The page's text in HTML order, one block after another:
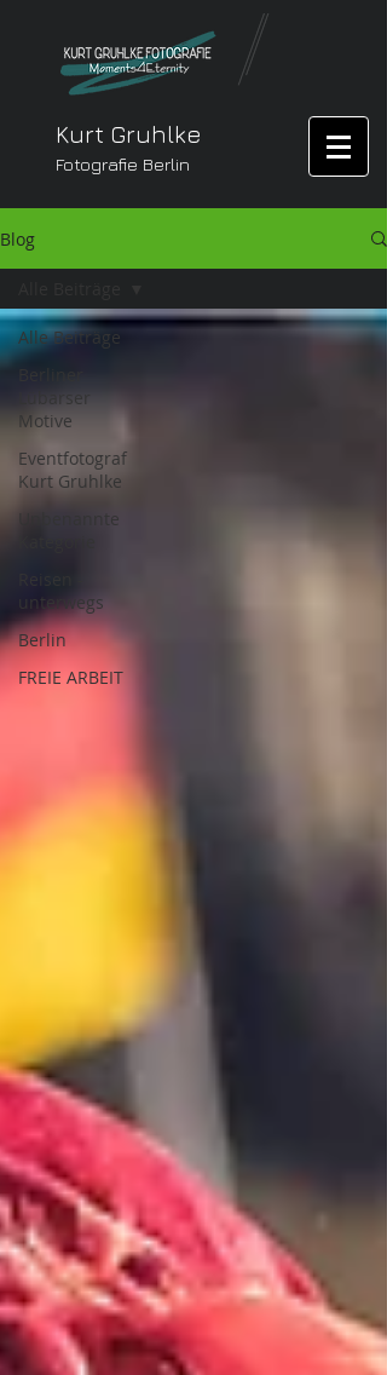
Kurt Gruhlke
Fotografie Berlin
Blog
Alle Beiträge
Berliner
Lübarser
Motive
Eventfotograf
Kurt Gruhlke
Unbenannte
unterwegs
Berlin
FREIE ARBEIT